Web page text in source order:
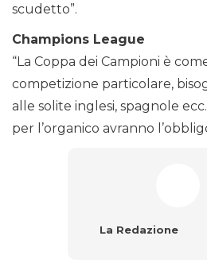
scudetto”.
Champions League
“La Coppa dei Campioni è
competizione particolare,
alle solite inglesi, spagnole
per l’organico avranno
La Redazione